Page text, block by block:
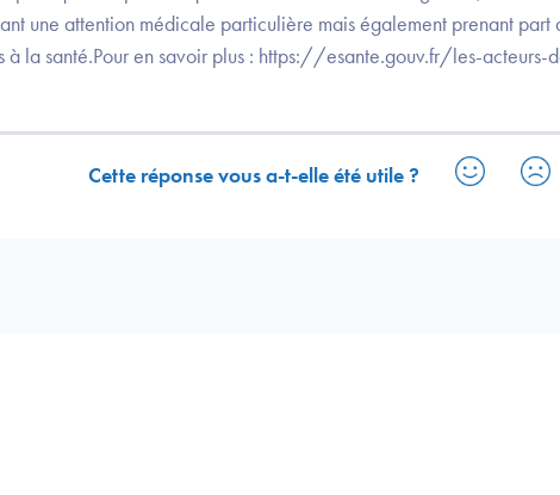
une attention médicale particulière mais également prenant part
à la santé.Pour en savoir plus : https://esante.gouv.fr/les-acteurs-
Cette réponse vous a-t-elle été utile ?